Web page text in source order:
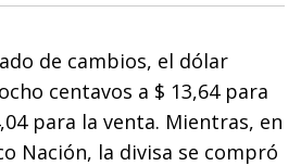
de cambios, el dólar
centavos a $ 13,64 para
para la venta. Mientras, en
Nación, la divisa se compró